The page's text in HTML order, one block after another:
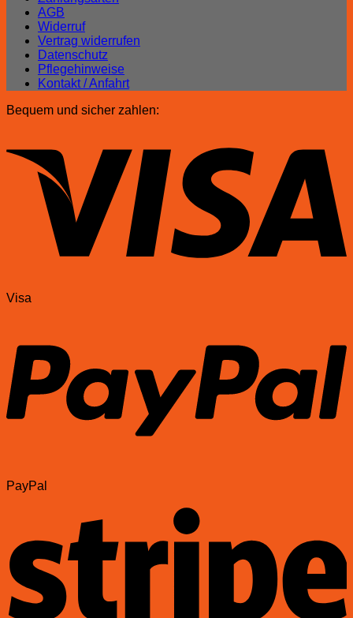
AGB
Widerruf
Vertrag widerrufen
Datenschutz
Pflegehinweise
Kontakt / Anfahrt
Bequem und sicher zahlen:
Visa
PayPal